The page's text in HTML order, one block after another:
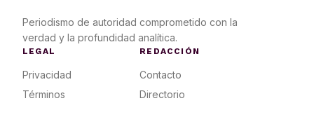
Periodismo de autoridad comprometido con la
verdad y la profundidad analítica.
LEGAL
Privacidad
Términos
REDACCIÓN
Contacto
Directorio